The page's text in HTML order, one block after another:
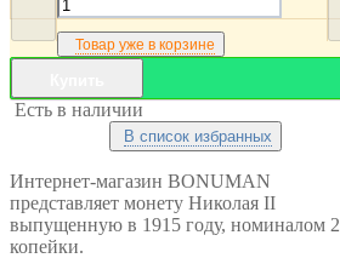
Товар уже в корзине
Есть в наличии
В список избранных
Интернет-магазин BONUMAN
представляет монету Николая II
выпущенную в 1915 году, номиналом 2
копейки.